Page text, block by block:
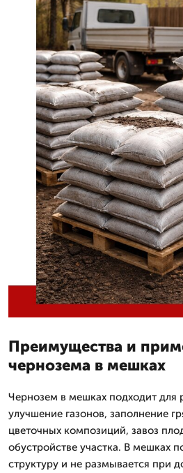
Преимущества и
чернозема в мешках
Чернозем в мешках подходит для
улучшение газонов, заполнение
цветочных композиций, завоз
обустройстве участка. В мешках
структуру и не размывается при